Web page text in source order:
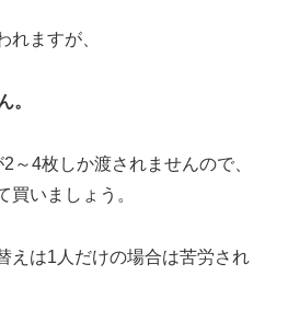
れますが、
。
～4枚しか渡されませんので、
買いましょう。
えは1人だけの場合は苦労され